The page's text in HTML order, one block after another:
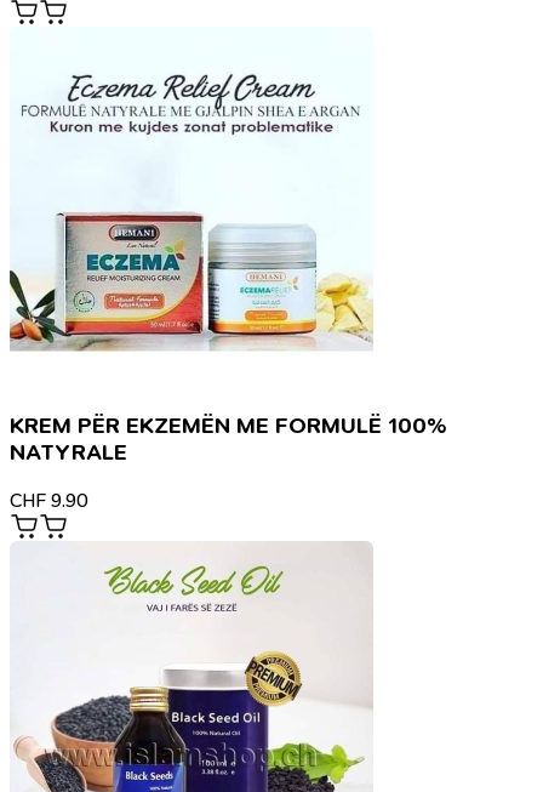
KREM PËR EKZEMËN ME FORMULË 100%
NATYRALE
CHF 9.90